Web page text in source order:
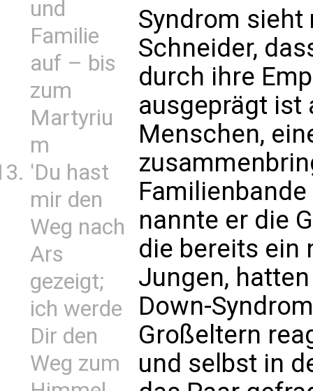
und
Familie
auf – bis
zum
Martyriu
m
'Du hast
mir den
Weg nach
Ars
gezeigt;
ich werde
Dir den
Weg zum
Syndrom sieht
Schneider,
durch ihre
ausgeprägt ist
Menschen,
nannte er die
die bereits ein
Jungen,
Down-
Großeltern
und selbst in